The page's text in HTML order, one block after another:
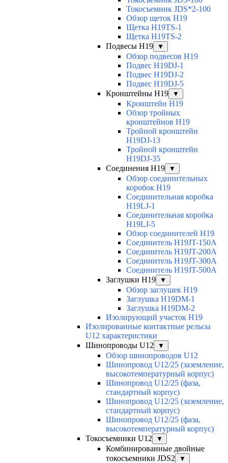
Токосъемник JDS*2-100
Обзор щеток H19
Щетка H19TS-1
Щетка H19TS-2
Подвесы H19
▼
Обзор подвесов H19
Подвес H19DJ-1
Подвес H19DJ-2
Подвес H19DJ-5
Кронштейны H19
▼
Кронштейн H19
Обзор тройных
кронштейнов H19
Тройной кронштейн
H19DJ-13
Тройной кронштейн
H19DJ-35
Соединения H19
▼
Обзор соединительных
коробок H19
Соединительная коробка
H19LJ-1
Соединительная коробка
H19LJ-5
Обзор соединителей H19
Соединитель H19JT-150A
Соединитель H19JT-200A
Соединитель H19JT-300A
Соединитель H19JT-500A
Заглушки H19
▼
Обзор заглушек H19
Заглушка H19DM-1
Заглушка H19DM-2
Изолирующий участок H19
Изолированные контактные рельсы
U12 характеристики
Шинопроводы U12
▼
Обзор шинопроводов U12
Шинопровод U12/25 (заземление,
высокотемпературный корпус)
Шинопровод U12/25 (фаза,
стандартный корпус)
Шинопровод U12/25 (заземление,
стандартный корпус)
Шинопровод U12/25 (фаза,
высокотемпературный корпус)
Токосъемники U12
▼
Комбинированные двойные
токосъемники JDS2
▼